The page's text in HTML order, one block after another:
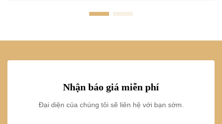
Nhận báo giá miễn phí
Đại diện của chúng tôi sẽ liên hệ với bạn sớm.